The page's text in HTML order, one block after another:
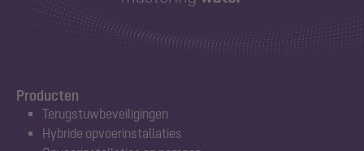
Producten
Terugstuwbeveiligingen
Hybride opvoerinstallaties